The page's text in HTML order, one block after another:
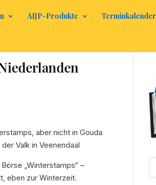
AIJP-Produkte Terminkalender
aber nicht in Gouda
Valk in Veenendaal
„Winterstamps“ –
eben zur Winterzeit.